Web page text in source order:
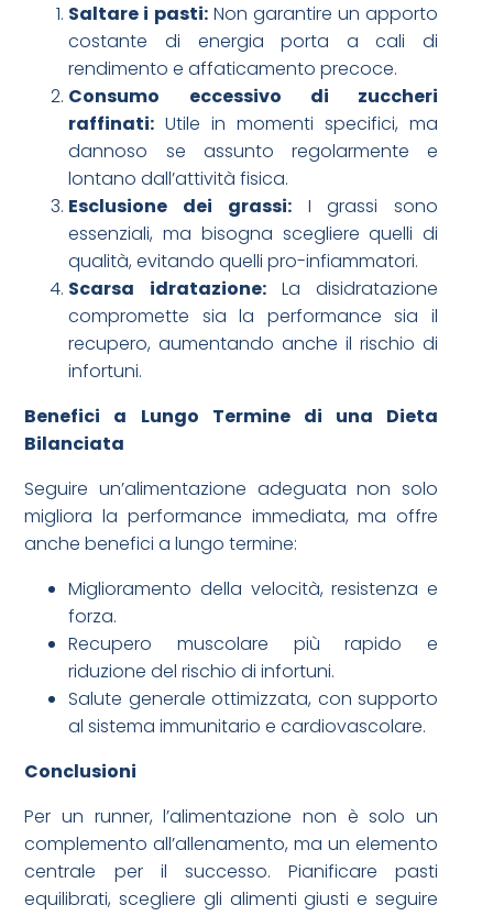
Saltare i pasti:Non garantire un apporto
costante di energia porta a cali di
rendimento e affaticamento precoce.
Consumo eccessivo di zuccheri
raffinati: Utile in momenti specifici, ma
dannoso se assunto regolarmente e
lontano dall’attività fisica.
Esclusione dei grassi:I grassi sono
essenziali, ma bisogna scegliere quelli di
qualità, evitando quelli pro-infiammatori.
Scarsa idratazione:La disidratazione
compromette sia la performance sia il
recupero, aumentando anche il rischio di
infortuni.
Benefici a Lungo Termine di una Dieta
Bilanciata
Seguire un’alimentazione adeguata non solo
migliora la performance immediata, ma offre
anche benefici a lungo termine:
Miglioramento della velocità, resistenza e
forza.
Recupero muscolare più rapido e
riduzione del rischio di infortuni.
Salute generale ottimizzata, con supporto
al sistema immunitario e cardiovascolare.
Conclusioni
Per un runner, l’alimentazione non è solo un
complemento all’allenamento, ma un elemento
centrale per il successo. Pianificare pasti
equilibrati, scegliere gli alimenti giusti e seguire